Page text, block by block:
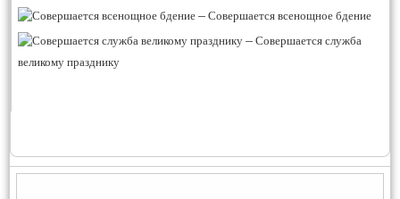
–Совершается всенощное бдение
–Совершается служба
великому празднику